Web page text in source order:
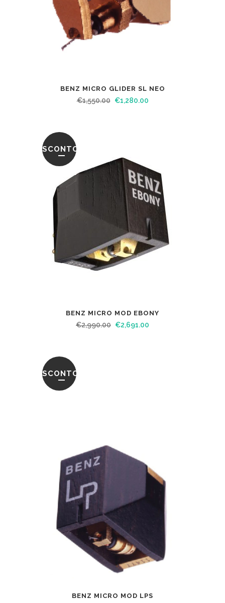
BENZ MICRO GLIDER SL NEO
€1,550.00 €1,280.00
SCONTO
BENZ MICRO MOD EBONY
€2,990.00 €2,691.00
SCONTO
BENZ MICRO MOD LPS